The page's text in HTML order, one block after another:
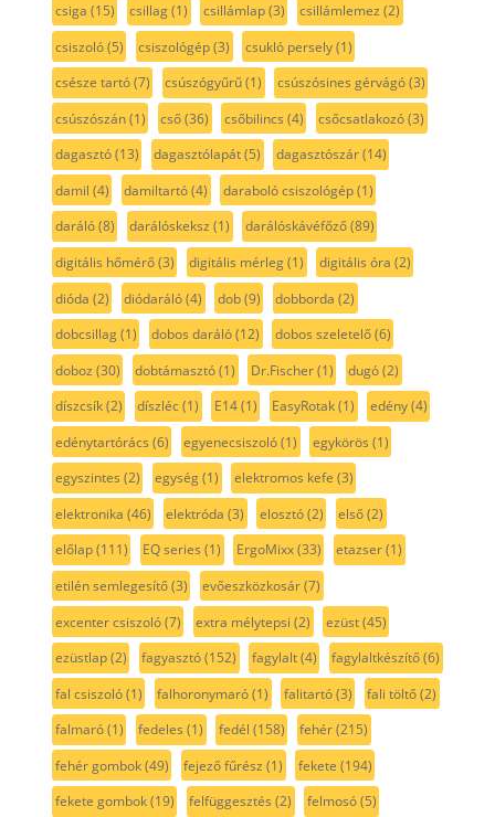
csiga (15) csillag(1) csillámlap(3) csillámlemez (2)
csiszoló(5) csiszológép(3) csukló persely(1)
csésze tartó(7) csúszógyűrű(1) csúszósines gérvágó(3)
csúszószán(1) cső(36) csőbilincs (4) csőcsatlakozó(3)
dagasztó(13) dagasztólapát(5) dagasztószár(14)
damil (4) damiltartó(4) daraboló csiszológép(1)
daráló(8) darálóskeksz (1) darálóskávéfőző(89)
digitális hőmérő(3) digitális mérleg(1) digitális óra (2)
dióda (2) diódaráló(4) dob(9) dobborda (2)
dobcsillag(1) dobos daráló(12) dobos szeletelő(6)
doboz (30) dobtámasztó(1) Dr.Fischer(1) dugó(2)
díszcsík(2) díszléc(1) E14(1) EasyRotak(1) edény(4)
edénytartórács (6) egyenecsiszoló(1) egykörös (1)
egyszintes (2) egység(1) elektromos kefe (3)
elektronika (46) elektróda (3) elosztó(2) első(2)
előlap(111) EQ series (1) ErgoMixx(33) etazser(1)
etilén semlegesítő(3) evőeszközkosár(7)
excenter csiszoló(7) extra mélytepsi (2) ezüst(45)
ezüstlap(2) fagyasztó(152) fagylalt(4) fagylaltkészítő(6)
fal csiszoló(1) falhoronymaró(1) falitartó(3) fali töltő(2)
falmaró(1) fedeles (1) fedél (158) fehér(215)
fehér gombok(49) fejező fűrész (1) fekete (194)
fekete gombok(19) felfüggesztés (2) felmosó(5)